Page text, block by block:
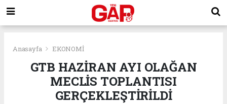
Anasayfa EKONOMİ
GTB HAZİRAN AYI OLAĞAN
MECLİS TOPLANTISI
GERÇEKLEŞTİRİLDİ